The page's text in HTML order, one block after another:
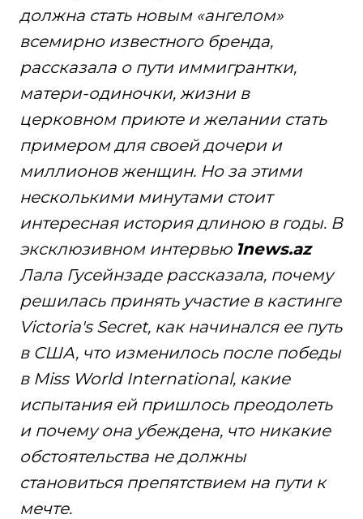
должна стать новым «ангелом»
всемирно известного бренда,
рассказала о пути иммигрантки,
матери-одиночки, жизни в
церковном приюте и желании стать
примером для своей дочери и
миллионов женщин. Но за этими
несколькими минутами стоит
интересная история длиною в годы. В
эксклюзивном интервью 1news.az
Лала Гусейнзаде рассказала, почему
решилась принять участие в кастинге
Victoria's Secret, как начинался ее путь
в США, что изменилось после победы
в Miss World International, какие
испытания ей пришлось преодолеть
и почему она убеждена, что никакие
обстоятельства не должны
становиться препятствием на пути к
мечте.